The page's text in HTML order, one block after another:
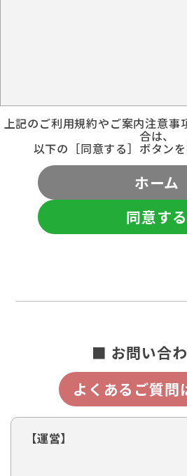
上記のご利用規約やご案内注意事
合は、
以下の［同意する］ボタンを
ホーム
同意する
■ お問い合
よくあるご質問
【運営】